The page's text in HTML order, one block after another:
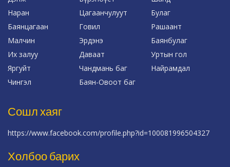
Наран
Цагаанчулуут
Булаг
Баянцагаан
Говил
Рашаант
Малчин
Эрдэнэ
Баянбулаг
Их залуу
Даваат
Уртын гол
Яргуйт
Чандмань баг
Найрамдал
Чингэл
Баян-Овоот баг
Сошл хаяг
https://www.facebook.com/profile.php?id=100081996504327
Холбоо барих